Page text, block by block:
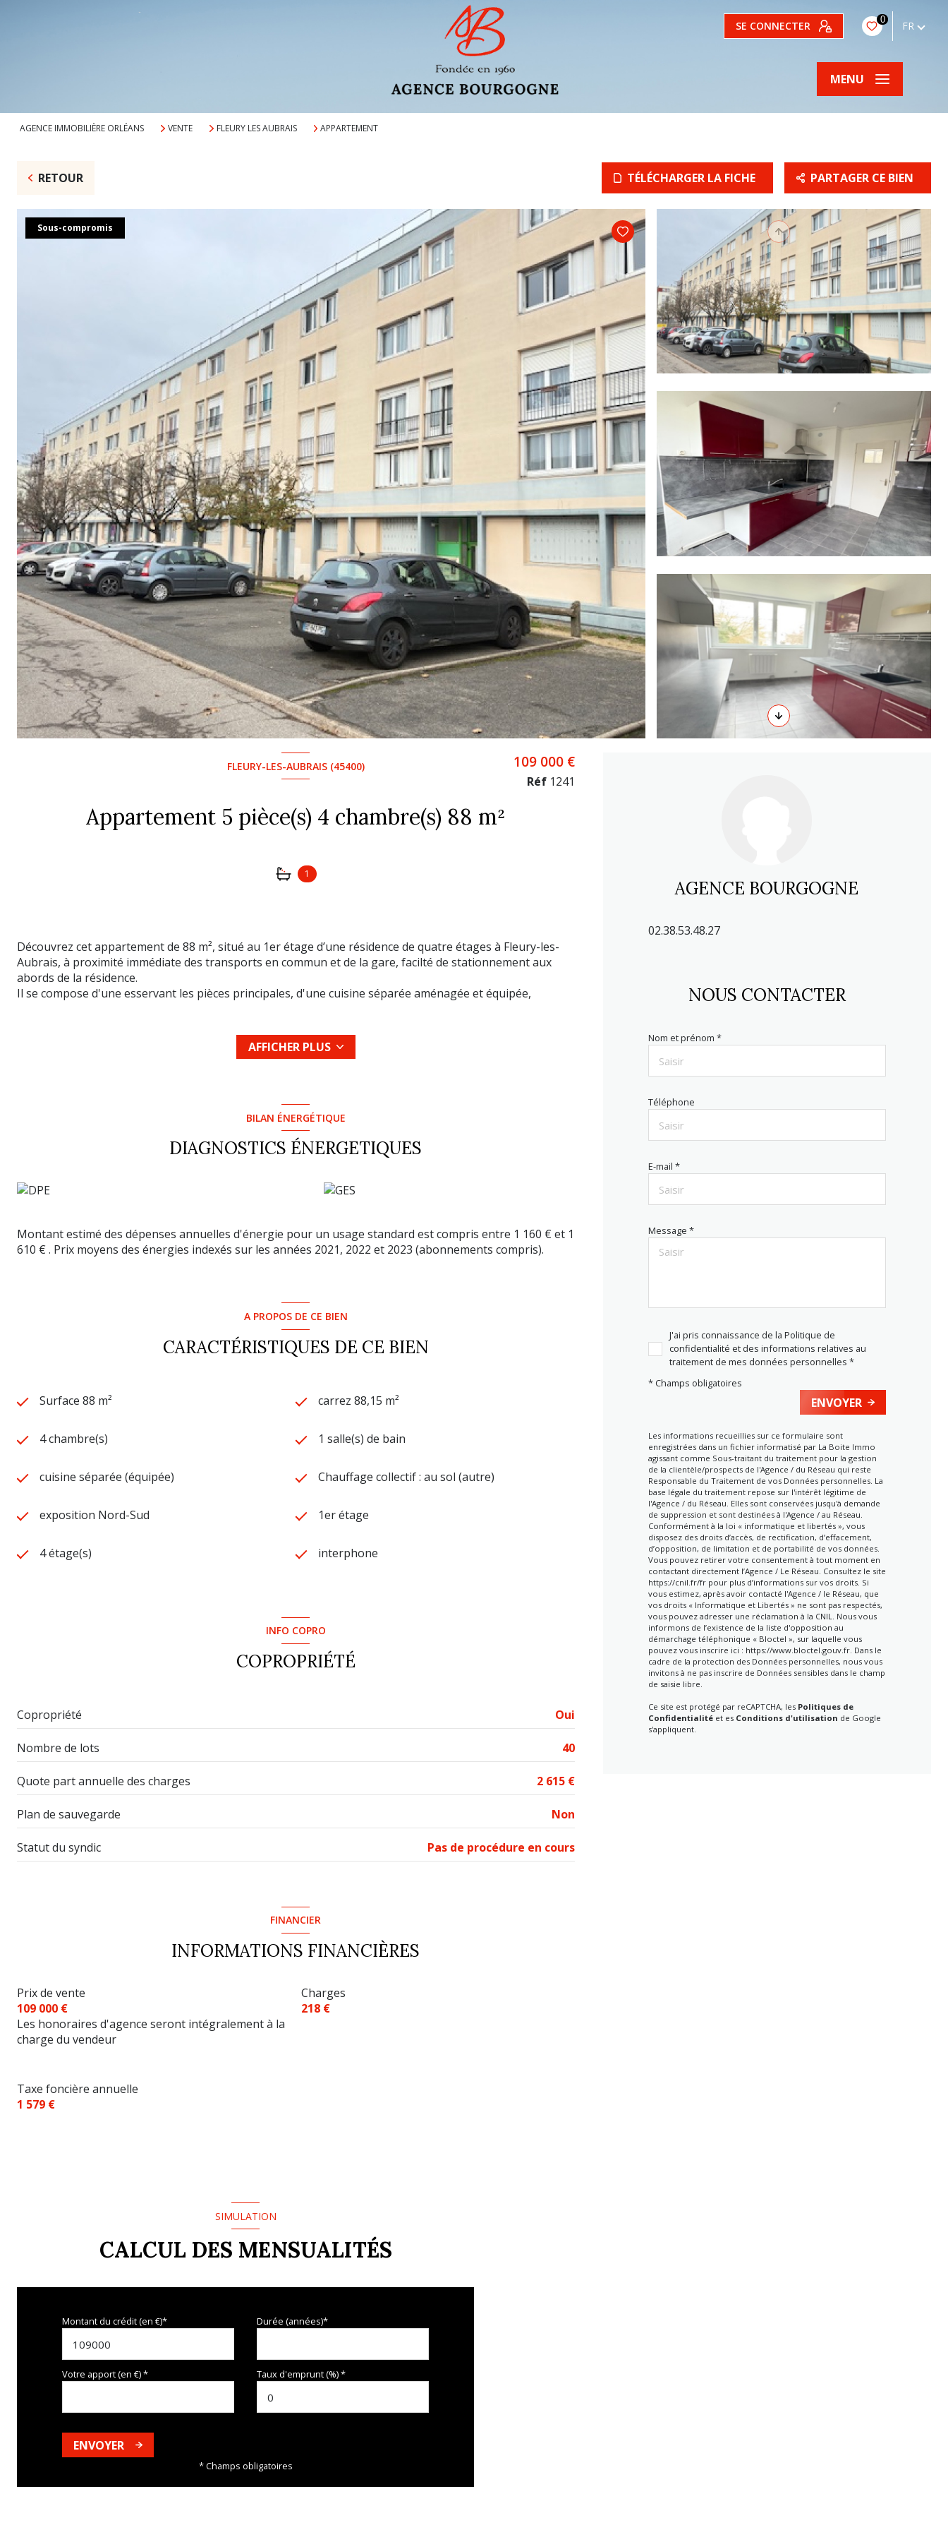
SE CONNECTER 0 FR
MENU
AGENCE IMMOBILIÈRE ORLÉANS VENTE FLEURY LES AUBRAIS APPARTEMENT
RETOUR TÉLÉCHARGER LA FICHE PARTAGER CE BIEN
Sous-compromis
FLEURY-LES-AUBRAIS (45400)
Appartement 5 pièce(s) 4 chambre(s) 88 m²
1
109 000 €
Réf 1241
Découvrez cet appartement de 88 m², situé au 1er étage d’une résidence de quatre étages à Fleury-les-
Aubrais, à proximité immédiate des transports en commun et de la gare, facilté de stationnement aux
abords de la résidence.
Il se compose d'une esservant les pièces principales, d'une cuisine séparée aménagée et équipée,
Confort supplémentaire : chauffage au sol, idéal pour une chaleur douce et homogène.
Cet appartement fonctionnel est parfait pour une famille ou pour un investissement locatif.
AFFICHER PLUS
BILAN ÉNERGÉTIQUE
DIAGNOSTICS ÉNERGETIQUES
Montant estimé des dépenses annuelles d'énergie pour un usage standard est compris entre 1 160 € et 1
610 € . Prix moyens des énergies indexés sur les années 2021, 2022 et 2023 (abonnements compris).
A PROPOS DE CE BIEN
CARACTÉRISTIQUES DE CE BIEN
Surface 88 m² carrez 88,15 m²
4 chambre(s) 1 salle(s) de bain
cuisine séparée (équipée) Chauffage collectif : au sol (autre)
exposition Nord-Sud 1er étage
4 étage(s) interphone
INFO COPRO
COPROPRIÉTÉ
Copropriété Oui
Nombre de lots 40
Quote part annuelle des charges 2 615 €
Plan de sauvegarde Non
Statut du syndic Pas de procédure en cours
FINANCIER
INFORMATIONS FINANCIÈRES
Prix de vente
109 000 €
Les honoraires d'agence seront intégralement à la
charge du vendeur
Charges
218 €
Taxe foncière annuelle
1 579 €
AGENCE BOURGOGNE
02.38.53.48.27
NOUS CONTACTER
Nom et prénom *
Téléphone
E-mail *
Message *
J'ai pris connaissance de la Politique de
confidentialité et des informations relatives au
traitement de mes données personnelles *
* Champs obligatoires
ENVOYER
Les informations recueillies sur ce formulaire sont
enregistrées dans un fichier informatisé par La Boite Immo
agissant comme Sous-traitant du traitement pour la gestion
de la clientèle/prospects de l'Agence / du Réseau qui reste
Responsable du Traitement de vos Données personnelles. La
base légale du traitement repose sur l'intérêt légitime de
l'Agence / du Réseau. Elles sont conservées jusqu'à demande
de suppression et sont destinées à l'Agence / au Réseau.
Conformément à la loi « informatique et libertés », vous
disposez des droits d’accès, de rectification, d’effacement,
d’opposition, de limitation et de portabilité de vos données.
Vous pouvez retirer votre consentement à tout moment en
contactant directement l’Agence / Le Réseau. Consultez le site
https://cnil.fr/frpour plus d’informations sur vos droits. Si
vous estimez, après avoir contacté l'Agence / le Réseau, que
vos droits « Informatique et Libertés » ne sont pas respectés,
vous pouvez adresser une réclamation à la CNIL. Nous vous
informons de l’existence de la liste d'opposition au
démarchage téléphonique « Bloctel », sur laquelle vous
pouvez vous inscrire ici : https://www.bloctel.gouv.fr. Dans le
cadre de la protection des Données personnelles, nous vous
invitons à ne pas inscrire de Données sensibles dans le champ
de saisie libre.
Ce site est protégé par reCAPTCHA, les Politiques de
Confidentialitéet es Conditions d'utilisation de Google
s'appliquent.
SIMULATION
CALCUL DES MENSUALITÉS
Montant du crédit (en €)* Durée (années)*
Votre apport (en €) * Taux d'emprunt (%) *
ENVOYER
* Champs obligatoires